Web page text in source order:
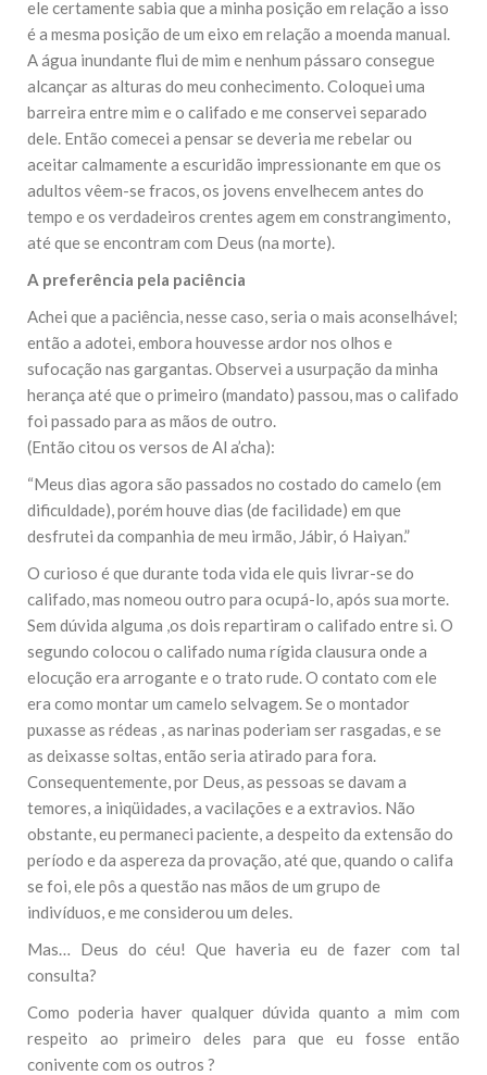
10 DE NOVEMBRO DE 2013
Falecimento do Imam Ali Ibn Al-Hussein
(A.S.)
data em que relembramos o martírio do quarto Imam dos
muçulmanos, o Imam Ali Ibn Al-Hussein Ibn Ali Ibn Abi Táleb
3 DE JULHO DE 2014
Centro Islâmico no Brasil recebe o ex-
República Islâmica do Irã
Brasil recebeu em sua sede, em São Paulo, o ex-ministro das
Kharrazi, que encontra-se visitando
ele certamente sabia que a minha posição em relação a isso
é a mesma posição de um eixo em relação a moenda manual.
A água inundante flui de mim e nenhum pássaro consegue
alcançar as alturas do meu conhecimento. Coloquei uma
barreira entre mim e o califado e me conservei separado
dele. Então comecei a pensar se deveria me rebelar ou
aceitar calmamente a escuridão impressionante em que os
adultos vêem-se fracos, os jovens envelhecem antes do
tempo e os verdadeiros crentes agem em constrangimento,
até que se encontram com Deus (na morte).
A preferência pela paciência
Achei que a paciência, nesse caso, seria o mais aconselhável;
então a adotei, embora houvesse ardor nos olhos e
sufocação nas gargantas. Observei a usurpação da minha
herança até que o primeiro (mandato) passou, mas o califado
foi passado para as mãos de outro.
(Então citou os versos de Al a’cha):
“Meus dias agora são passados no costado do camelo (em
dificuldade), porém houve dias (de facilidade) em que
desfrutei da companhia de meu irmão, Jábir, ó Haiyan.”
O curioso é que durante toda vida ele quis livrar-se do
califado, mas nomeou outro para ocupá-lo, após sua morte.
Sem dúvida alguma ,os dois repartiram o califado entre si. O
segundo colocou o califado numa rígida clausura onde a
elocução era arrogante e o trato rude. O contato com ele
era como montar um camelo selvagem. Se o montador
puxasse as rédeas , as narinas poderiam ser rasgadas, e se
as deixasse soltas, então seria atirado para fora.
Consequentemente, por Deus, as pessoas se davam a
temores, a iniqüidades, a vacilações e a extravios. Não
obstante, eu permaneci paciente, a despeito da extensão do
período e da aspereza da provação, até que, quando o califa
se foi, ele pôs a questão nas mãos de um grupo de
indivíduos, e me considerou um deles.
Mas… Deus do céu! Que haveria eu de fazer com tal
consulta?
Como poderia haver qualquer dúvida quanto a mim com
respeito ao primeiro deles para que eu fosse então
conivente com os outros ?